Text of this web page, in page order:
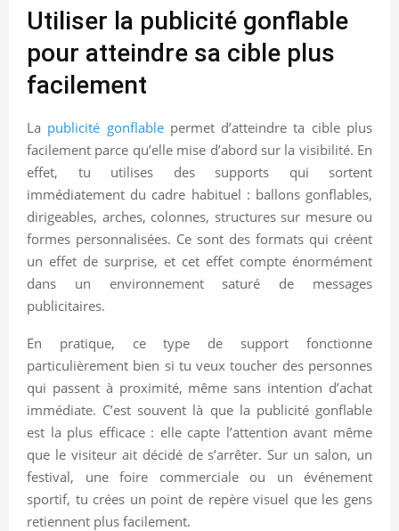
Utiliser la publicité gonflable
pour atteindre sa cible plus
facilement
La publicité gonflablepermet d’atteindre ta cible plus
facilement parce qu’elle mise d’abord sur la visibilité. En
effet, tu utilises des supports qui sortent
immédiatement du cadre habituel : ballons gonflables,
dirigeables, arches, colonnes, structures sur mesure ou
formes personnalisées. Ce sont des formats qui créent
un effet de surprise, et cet effet compte énormément
dans un environnement saturé de messages
publicitaires.
En pratique, ce type de support fonctionne
particulièrement bien si tu veux toucher des personnes
qui passent à proximité, même sans intention d’achat
immédiate. C’est souvent là que la publicité gonflable
est la plus efficace : elle capte l’attention avant même
que le visiteur ait décidé de s’arrêter. Sur un salon, un
festival, une foire commerciale ou un événement
sportif, tu crées un point de repère visuel que les gens
retiennent plus facilement.